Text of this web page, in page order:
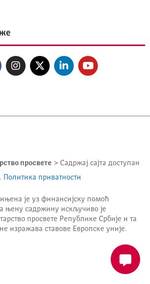
просвете > Садржај сајта доступан
Политика приватности
је уз финансијску помоћ
њену садржину искључиво је
просвете Републике Србије и та
изражава ставове Европске уније.